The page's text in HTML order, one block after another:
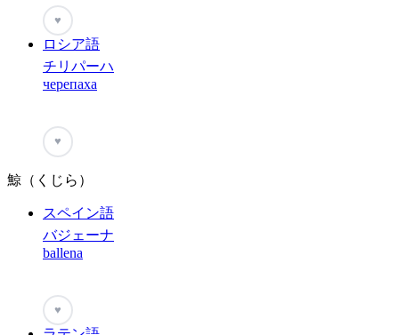
♥
ロシア語
チリパーハ
черепаха
♥
鯨（くじら）
スペイン語
バジェーナ
ballena
♥